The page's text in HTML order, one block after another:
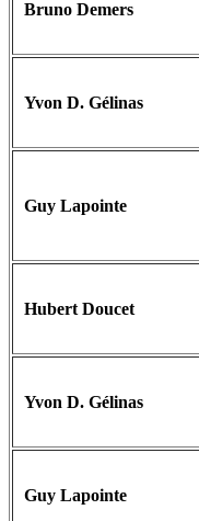
Bruno Demers
Yvon D. Gélinas
Guy Lapointe
Hubert Doucet
Yvon D. Gélinas
Guy Lapointe